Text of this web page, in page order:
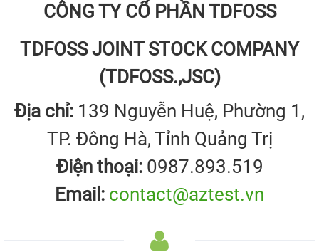
CÔNG TY CỔ PHẦN TDFOSS
TDFOSS JOINT STOCK COMPANY
(TDFOSS.,JSC)
Địa chỉ: 139 Nguyễn Huệ, Phường 1,
TP. Đông Hà, Tỉnh Quảng Trị
Điện thoại:0987.893.519
Email: contact@aztest.vn